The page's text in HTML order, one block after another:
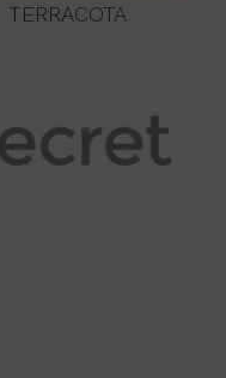
TERRACOTA